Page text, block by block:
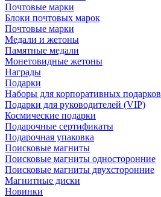
Почтовые марки
Блоки почтовых марок
Почтовые марки
Медали и жетоны
Памятные медали
Монетовидные жетоны
Награды
Подарки
Наборы для корпоративных подарков
Подарки для руководителей (VIP)
Космические подарки
Подарочные сертификаты
Подарочная упаковка
Поисковые магниты
Поисковые магниты односторонние
Поисковые магниты двухсторонние
Магнитные диски
Новинки